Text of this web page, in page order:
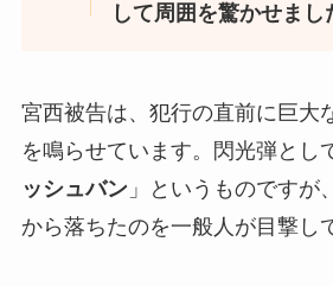
して周囲を驚かせまし
宮西被告は、犯行の直前に巨大
を鳴らせています。閃光弾とし
ッシュバン」というものですが
から落ちたのを一般人が目撃し